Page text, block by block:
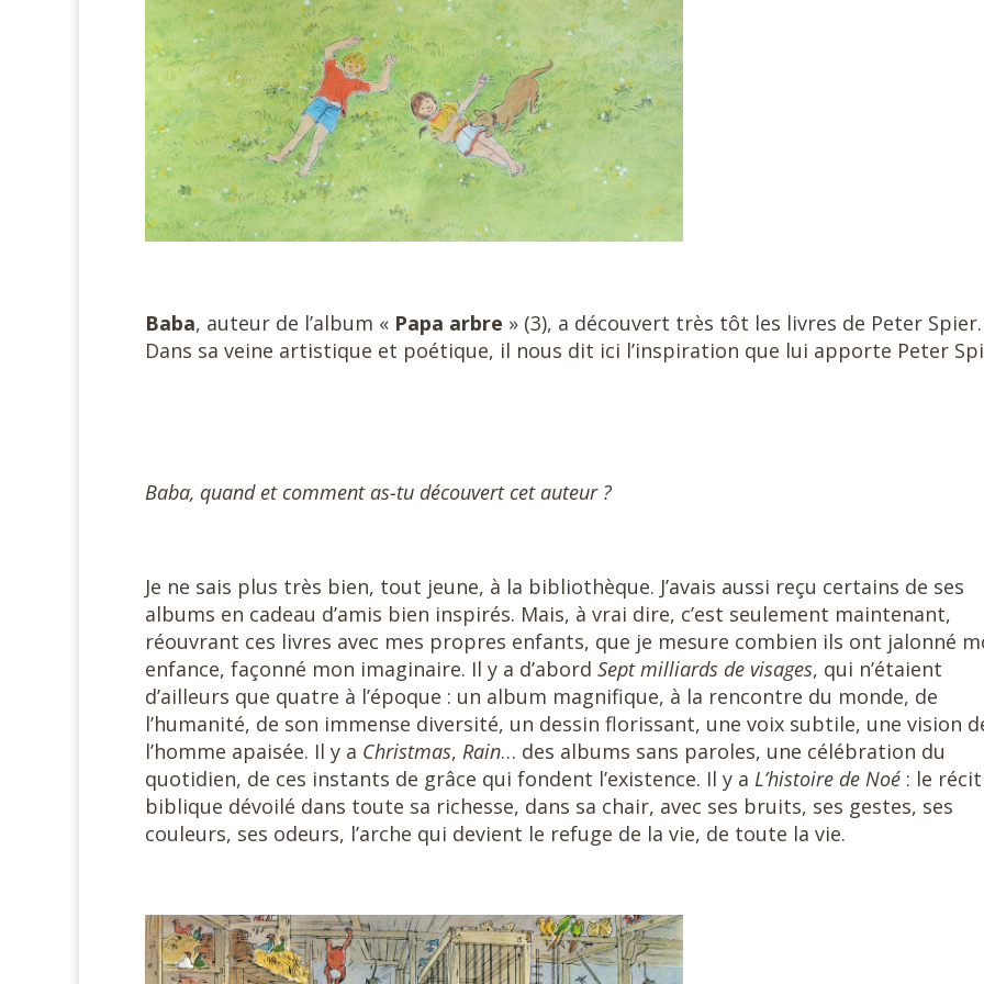
Baba, auteur de l’album « Papa arbre » (3), a découvert très tôt les livres de Peter Spier.
Dans sa veine artistique et poétique, il nous dit ici l’inspiration que lui apporte Peter
Baba, quand et comment as-tu découvert cet auteur ?
Je ne sais plus très bien, tout jeune, à la bibliothèque. J’avais aussi reçu certains de ses
albums en cadeau d’amis bien inspirés. Mais, à vrai dire, c’est seulement maintenant,
réouvrant ces livres avec mes propres enfants, que je mesure combien ils ont jalonné
enfance, façonné mon imaginaire. Il y a d’abord Sept milliards de visages, qui n’étaient
d’ailleurs que quatre à l’époque : un album magnifique, à la rencontre du monde, de
l’humanité, de son immense diversité, un dessin florissant, une voix subtile, une vision
l’homme apaisée. Il y a Christmas, Rain… des albums sans paroles, une célébration du
quotidien, de ces instants de grâce qui fondent l’existence. Il y a L’histoire de Noé : le récit
biblique dévoilé dans toute sa richesse, dans sa chair, avec ses bruits, ses gestes, ses
couleurs, ses odeurs, l’arche qui devient le refuge de la vie, de toute la vie.